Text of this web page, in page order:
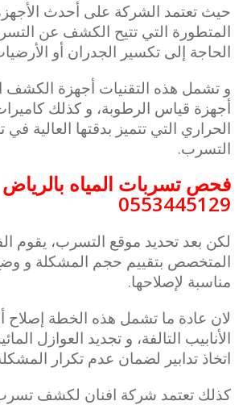
حيث تعتمد الشركة على أحدث
المتطورة التي تتيح الكشف عن
الحاجة إلى تكسير الجدران أو
و تشمل هذه التقنيات أجهزة الكشف
أجهزة قياس الرطوبة، و كذلك
الحراري التي تتميز بدقتها العالية في
التسرب.
فحص تسربات المياه بالرياض
0553445129
لكن بعد تحديد موقع التسرب، يقوم
المتخصص بتقييم حجم المشكلة و
مناسبة لإصلاحها.
لان عادة ما تشمل هذه الخطة إصلاح
الأنابيب التالفة، و تجديد العوازل
اتخاذ تدابير لضمان عدم تكرار
كذلك تعتمد شركة افنان لكشف